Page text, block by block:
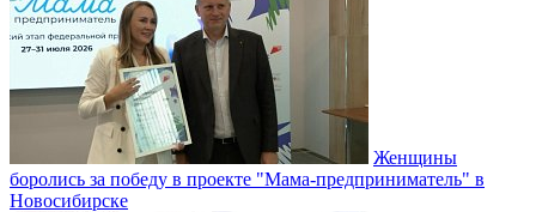
Женщины
боролись за победу в проекте "Мама-предприниматель" в
Новосибирске